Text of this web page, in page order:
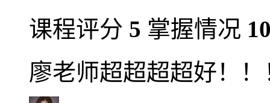
课程评分 5 掌握情况
廖老师超超超超好！！